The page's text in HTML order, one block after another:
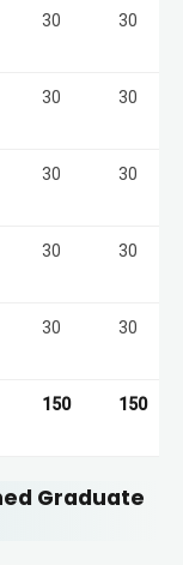
30 30
30 30
30 30
30 30
30 30
150 150
Graduate